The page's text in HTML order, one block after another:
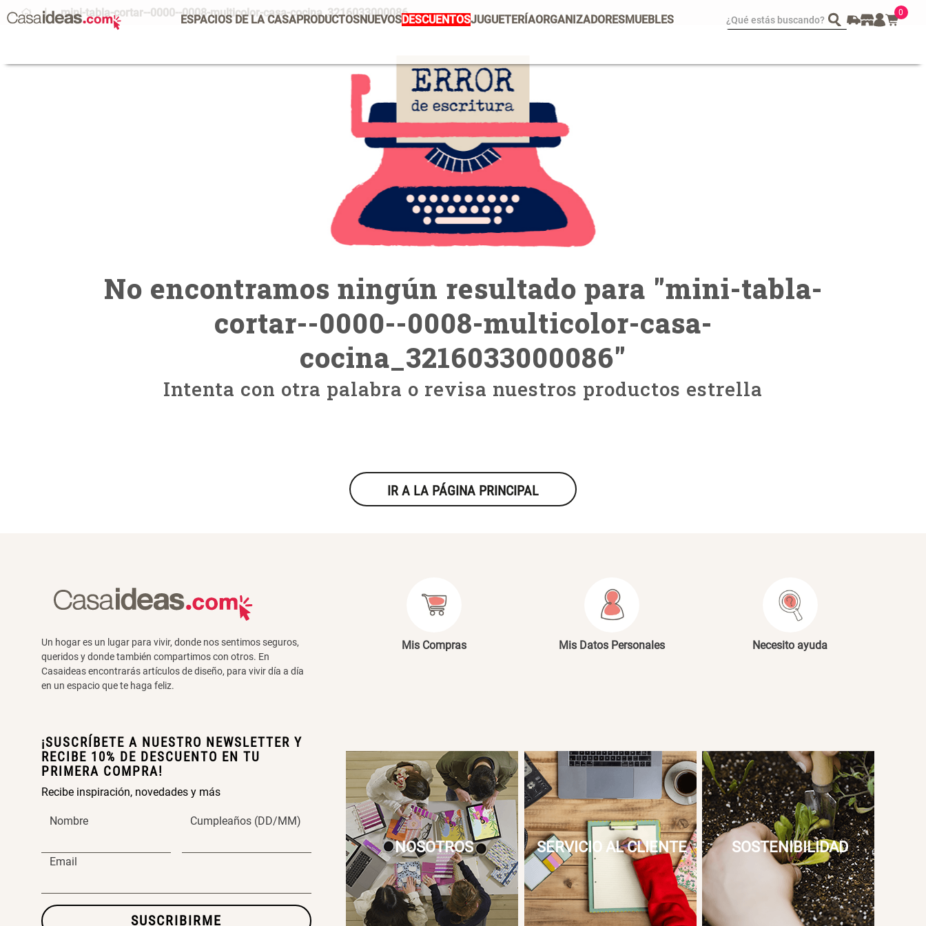
ESPACIOS DE LA CASAPRODUCTOSNUEVOSDESCUENTOSJUGUETERÍAORGANIZADORESMUEBLES ¿Qué estás buscando? 0
mini-tabla-cortar--0000--0008-multicolor-casa-cocina_3216033000086
No encontramos ningún resultado para "mini-tabla-
cortar--0000--0008-multicolor-casa-
cocina_3216033000086"
Intenta con otra palabra o revisa nuestros productos estrella
IR A LA PÁGINA PRINCIPAL
Un hogar es un lugar para vivir, donde nos sentimos seguros,
queridos y donde también compartimos con otros. En
Casaideas encontrarás artículos de diseño, para vivir día a día
en un espacio que te haga feliz.
¡SUSCRÍBETE A NUESTRO NEWSLETTER Y
RECIBE 10% DE DESCUENTO EN TU
PRIMERA COMPRA!
Recibe inspiración, novedades y más
Nombre Cumpleaños (DD/MM)
Email
SUSCRIBIRME
Mis Compras Mis Datos Personales Necesito ayuda
NOSOTROS SERVICIO AL CLIENTE SOSTENIBILIDAD
Vajilla
Escurridor Platos
Tapete
Cojin
Individuales
Cojines
Escurridor
Cafe
Canasto
Set 2 Potes de Silicona